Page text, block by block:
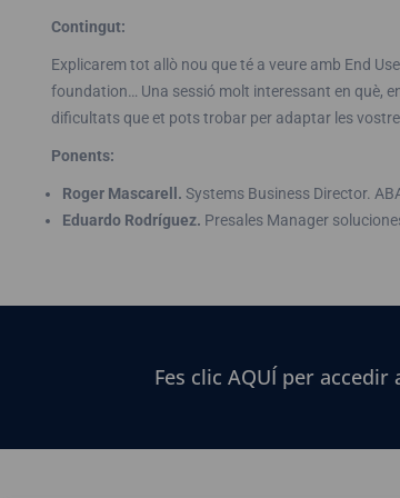
Contingut:
Explicarem tot allò nou que té a veure amb End
foundation… Una sessió molt interessant en què,
dificultats que et pots trobar per adaptar les
Ponents:
Roger Mascarell. Systems Business Director.
Eduardo Rodríguez. Presales Manager
Fes clic AQUÍ per